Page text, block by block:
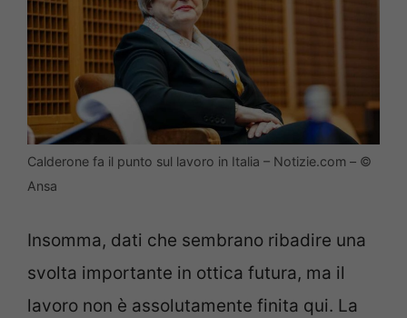
Calderone fa il punto sul lavoro in Italia – Notizie.com – ©
Ansa
Insomma, dati che sembrano ribadire una
svolta importante in ottica futura, ma il
lavoro non è assolutamente finita qui. La